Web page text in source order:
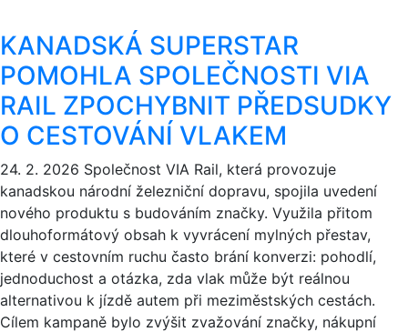
KANADSKÁ SUPERSTAR
POMOHLA SPOLEČNOSTI VIA
RAIL ZPOCHYBNIT PŘEDSUDKY
O CESTOVÁNÍ VLAKEM
24. 2. 2026 Společnost VIA Rail, která provozuje
kanadskou národní železniční dopravu, spojila uvedení
nového produktu s budováním značky. Využila přitom
dlouhoformátový obsah k vyvrácení mylných přestav,
které v cestovním ruchu často brání konverzi: pohodlí,
jednoduchost a otázka, zda vlak může být reálnou
alternativou k jízdě autem při meziměstských cestách.
Cílem kampaně bylo zvýšit zvažování značky, nákupní